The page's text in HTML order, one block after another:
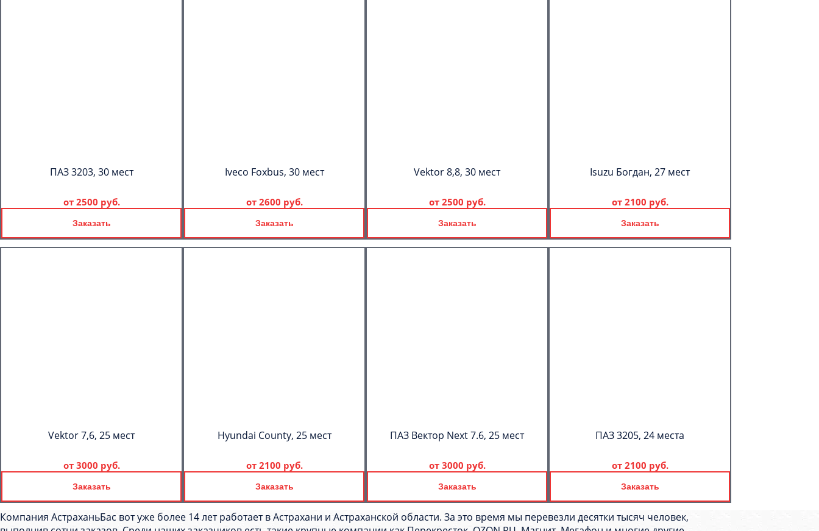
ПАЗ 3203, 30 мест
от 2500 руб.
Заказать
Iveco Foxbus, 30 мест
от 2600 руб.
Заказать
Vektor 8,8, 30 мест
от 2500 руб.
Заказать
Isuzu Богдан, 27 мест
от 2100 руб.
Заказать
Vektor 7,6, 25 мест
от 3000 руб.
Заказать
Hyundai County, 25 мест
от 2100 руб.
Заказать
ПАЗ Вектор Next 7.6, 25 мест
от 3000 руб.
Заказать
ПАЗ 3205, 24 места
от 2100 руб.
Заказать
Компания АстраханьБас вот уже более 14 лет работает в Астрахани и Астраханской области. За это время мы перевезли десятки тысяч человек,